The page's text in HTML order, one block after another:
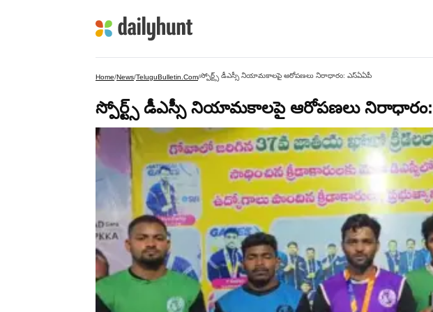
Home/News/TeluguBulletin.com/స్పోర్ట్స్ డీఎస్సీ నియామకాలపై ఆరోపణలు నిరాధారం: ఎస్‌ఏఏపీ
స్పోర్ట్స్ డీఎస్సీ నియామకాలపై ఆరోపణలు